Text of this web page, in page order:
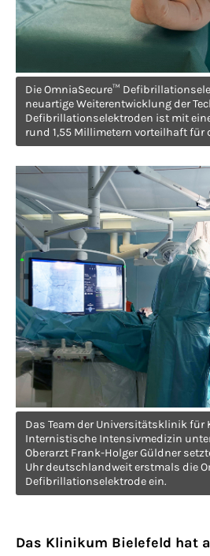
Have any questions?
+44 1234 567 890
Drop us a line
info@yourdomain.com
About us
Lorem ipsum dolor sit
adipiscing elit.
Aenean commodo ligula
massa. Cum sociis natoque
magnis dis parturient
ridiculus mus. Donec
nec.
Die OmniaSecure™
neuartige Weiterentwicklung der
Defibrillationselektroden ist mit
rund 1,55 Millimetern vorteilhaft für
Das Team der Universitätsklinik für
Internistische Intensivmedizin
Oberarzt Frank-Holger Güldner
Uhr deutschlandweit erstmals die
Defibrillationselektrode ein.
Das Klinikum Bielefeld hat